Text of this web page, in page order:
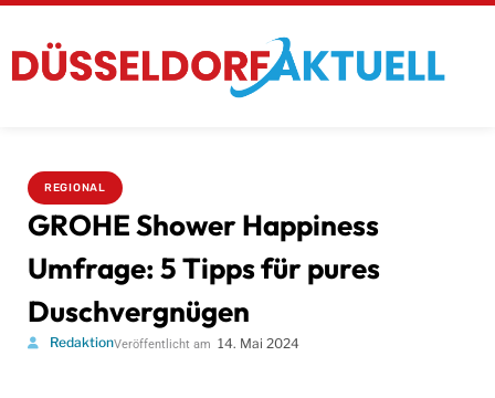
REGIONAL
GROHE Shower Happiness
Umfrage: 5 Tipps für pures
Duschvergnügen
RedaktionVeröffentlicht am 14. Mai 2024